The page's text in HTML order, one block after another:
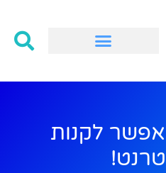
לקנות